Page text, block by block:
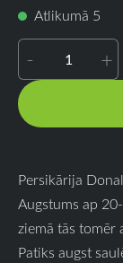
Atlikumā 5
- +
Persikārija
Augstums ap
ziemā tās tomēr
Patiks augst